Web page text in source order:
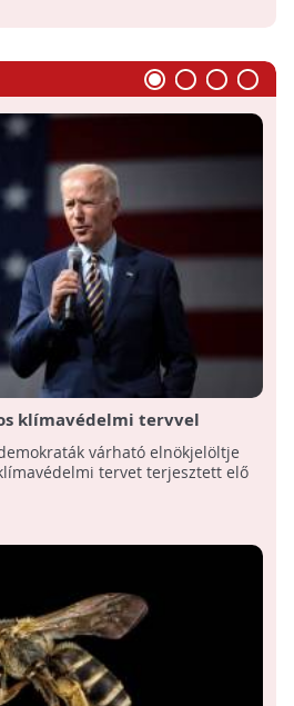
klímavédelmi tervvel
elnökjelölt, Joe Biden
várható elnökjelöltje
tervet terjesztett elő